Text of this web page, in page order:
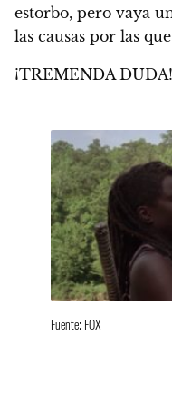
estorbo, pero vaya
las causas por las que
¡TREMENDA DUDA!
Fuente: FOX